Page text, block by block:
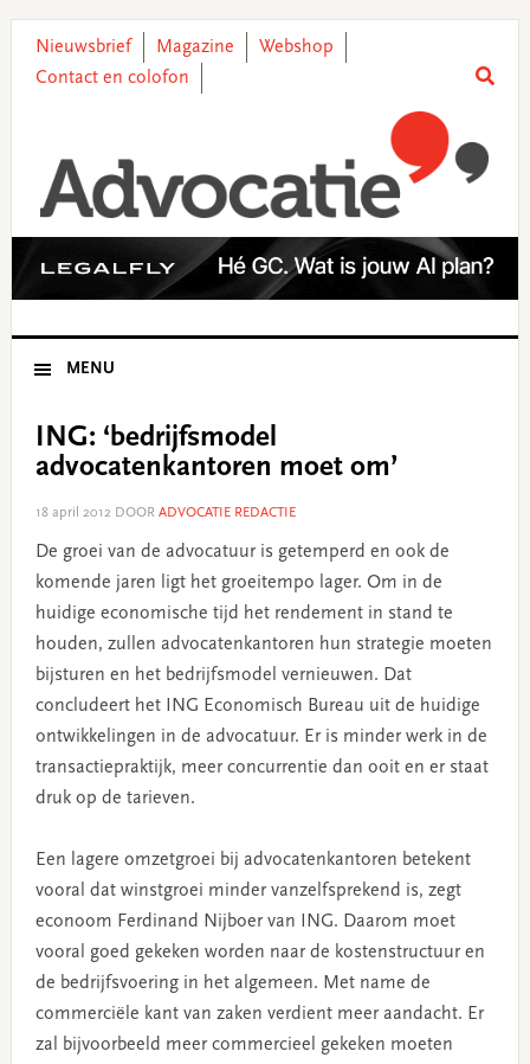
primary
main
primary
footer
Nieuwsbrief Magazine
Webshop
Contact en colofon
MENU
ING: ‘bedrijfsmodel
advocatenkantoren moet om’
18 april 2012DOOR ADVOCATIE REDACTIE
De groei van de advocatuur is getemperd en ook de
komende jaren ligt het groeitempo lager. Om in de
huidige economische tijd het rendement in stand te
houden, zullen advocatenkantoren hun strategie moeten
bijsturen en het bedrijfsmodel vernieuwen. Dat
concludeert het ING Economisch Bureau uit de huidige
ontwikkelingen in de advocatuur. Er is minder werk in de
transactiepraktijk, meer concurrentie dan ooit en er staat
druk op de tarieven.
Een lagere omzetgroei bij advocatenkantoren betekent
vooral dat winstgroei minder vanzelfsprekend is, zegt
econoom Ferdinand Nijboer van ING. Daarom moet
vooral goed gekeken worden naar de kostenstructuur en
de bedrijfsvoering in het algemeen. Met name de
commerciële kant van zaken verdient meer aandacht. Er
zal bijvoorbeeld meer commercieel gekeken moeten